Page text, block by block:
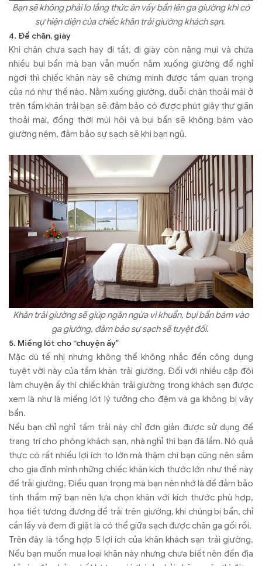
Bạn sẽ không phải lo lắng thức ăn vấy bẩn lên ga giường khi có
sự hiện diện của chiếc khăn trải giường khách sạn.
4. Để chân, giày
Khi chân chưa sạch hay đi tất, đi giày còn nặng mụi và chứa
nhiều bụi bẩn mà bạn vẫn muốn nằm xuống giường để nghỉ
ngơi thì chiếc khăn này sẽ chứng minh được tầm quan trọng
của nó như thế nào. Nằm xuống giường, duỗi chân thoải mái ở
trên tấm khăn trải bạn sẽ đảm bảo có được phút giây thư giãn
thoải mái, đồng thời mùi hôi và bụi bẩn sẽ không bám vào
giường nệm, đảm bảo sự sạch sẽ khi bạn ngủ.
Khăn trải giường sẽ giúp ngăn ngừa vi khuẩn, bụi bẩn bám vào
ga giường, đảm bảo sự sạch sẽ tuyệt đối.
5. Miếng lót cho “chuyện ấy”
Mặc dù tế nhị nhưng không thể không nhắc đến công dụng
tuyệt vời này của tấm khăn trải giường. Đối với nhiều cặp đôi
làm chuyện ấy thì chiếc khăn trải giường trong khách sạn được
xem là như là miếng lót lý tưởng cho đệm và ga không bị vây
bẩn.
Nếu bạn chỉ nghỉ tấm trải này chỉ đơn giản được sử dụng để
trang trí cho phòng khách sạn, nhà nghỉ thì bạn đã lầm. Nó quả
thực có rất nhiều lợi ích to lớn mà thậm chí bạn cũng nên sắm
cho gia đình mình những chiếc khăn kích thước lớn như thế này
để trải giường. Điều quan trọng mà bạn nên nhớ là để đảm bảo
tính thẩm mỹ bạn nên lựa chọn khăn với kích thước phù hợp,
họa tiết tương đương để trải trên giường, khi chúng bị bẩn, chỉ
cần lấy và đem đi giặt là có thể giữa sạch được chăn ga gối rồi.
Trên đây là tổng hợp 5 lợi ích của khăn khách sạn trải giường.
Nếu bạn muốn mua loại khăn này nhưng chưa biết nên đến địa